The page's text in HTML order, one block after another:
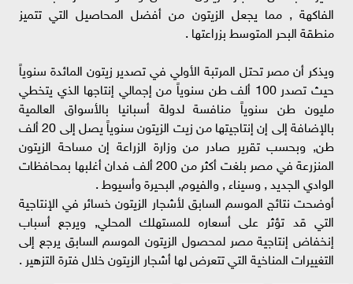
الفاكهة , مما يجعل الزيتون من أفضل المحاصيل التي تتميز
منطقة البحر المتوسط بزراعتها .
ويذكر أن مصر تحتل المرتبة الأولي في تصدير زيتون المائدة سنوياً
حيث تصدر 100 ألف طن سنوياً من إجمالي إنتاجها الذي يتخطي
مليون طن سنوياً منافسة لدولة أسبانيا بالأسواق العالمية
بالإضافة إلى إن إنتاجيتها من زيت الزيتون سنوياً يصل إلى 20 ألف
طن, وبحسب تقرير صادر من وزارة الزراعة إن مساحة الزيتون
المنزرعة في مصر بلغت أكثر من 200 ألف فدان أغلبها بمحافظات
الوادي الجديد , وسيناء , والفيوم, البحيرة وأسيوط .
أوضحت نتائج الموسم السابق لأشجار الزيتون خسائر في الإنتاجية
التي قد تؤثر على أسعاره للمستهلك المحلي, ويرجع أسباب
إنخفاض إنتاجية مصر لمحصول الزيتون الموسم السابق يرجع إلى
التغييرات المناخية التي تتعرض لها أشجار الزيتون خلال فترة التزهير .